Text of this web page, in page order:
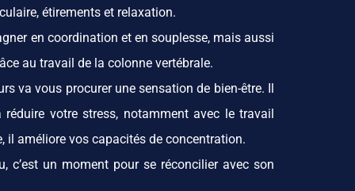
étirements et relaxation.
en coordination et en souplesse, mais aussi
au travail de la colonne vertébrale.
va vous procurer une sensation de bien-être. Il
votre stress, notamment avec le travail
il améliore vos capacités de concentration.
c’est un moment pour se réconcilier avec son